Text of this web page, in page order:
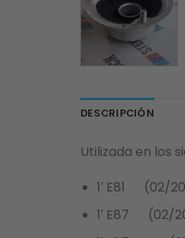
DESCRIPCIÓN
Utilizada en los
1′ E81 (02/
1′ E87 (02/